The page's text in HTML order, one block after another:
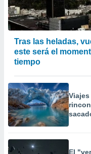
Tras las heladas,
este será el
tiempo
El